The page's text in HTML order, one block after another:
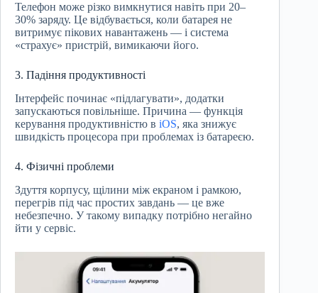
Телефон може різко вимкнутися навіть при 20–
30% заряду. Це відбувається, коли батарея не
витримує пікових навантажень — і система
«страхує» пристрій, вимикаючи його.
3. Падіння продуктивності
Інтерфейс починає «підлагувати», додатки
запускаються повільніше. Причина — функція
керування продуктивністю в iOS, яка знижує
швидкість процесора при проблемах із батареєю.
4. Фізичні проблеми
Здуття корпусу, щілини між екраном і рамкою,
перегрів під час простих завдань — це вже
небезпечно. У такому випадку потрібно негайно
йти у сервіс.